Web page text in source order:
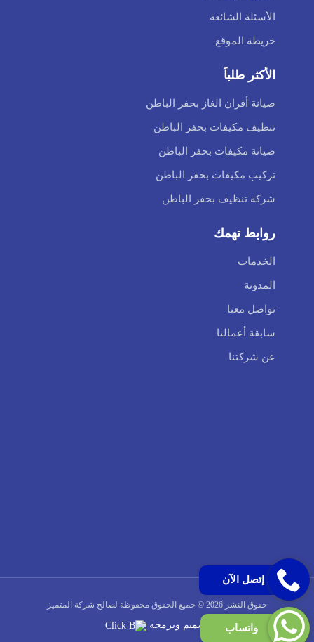
الأسئلة الشائعة
خريطة الموقع
الأكثر طلباً
صيانة أفران الغاز بحفر الباطن
تنظيف مكيفات بحفر الباطن
صيانة مكيفات بحفر الباطن
تركيب مكيفات بحفر الباطن
شركة تنظيف بحفر الباطن
روابط تهمك
الخدمات
المدونة
تواصل معنا
سابقة أعمالنا
عن شركتنا
حقوق النشر 2026 © جميع الحقوق محفوظة لصالح شركة المتميز
تصميم وبرمجه
إتصل الآن
واتساب